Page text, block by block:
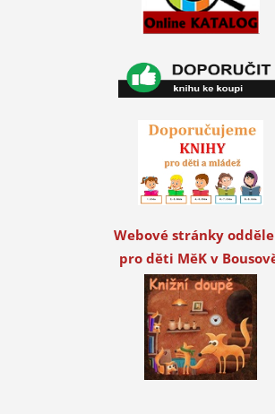
Webové stránky
pro děti MěK v